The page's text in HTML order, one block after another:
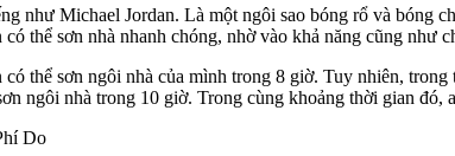
như Michael Jordan. Là một ngôi sao bóng rổ và bóng
thể sơn nhà nhanh chóng, nhờ vào khả năng cũng như
thể sơn ngôi nhà của mình trong 8 giờ. Tuy nhiên,
ngôi nhà trong 10 giờ. Trong cùng khoảng thời gian
Do